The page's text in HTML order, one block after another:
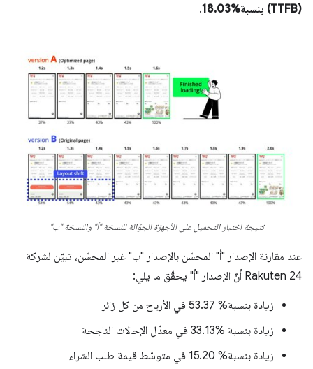
(TTFB) بنسبة%18.03
.
نتيجة اختبار التحميل على الأجهزة الجوّالة للنسخة "أ" والنسخة "ب"
عند مقارنة الإصدار "أ" المحسّن بالإصدار "ب" غير المحسّن، تبيّن لشركة
Rakuten 24 أنّ الإصدار "أ" يحقّق ما يلي:
زيادة بنسبة% 53.37 في الأرباح من كل زائر
زيادة بنسبة ‎33.13% في معدّل الإحالات الناجحة
زيادة بنسبة% 15.20 في متوسّط قيمة طلب الشراء